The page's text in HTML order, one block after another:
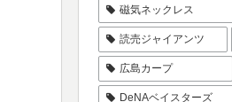
磁気ネックレス
読売ジャイアンツ
広島カープ
DeNAベイスターズ